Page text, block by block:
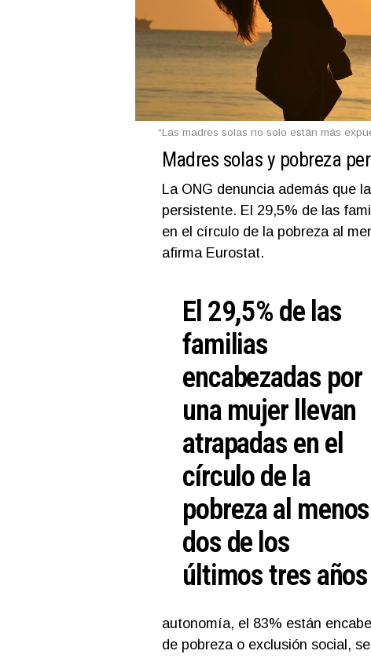
“Las madres solas no solo están más
Madres solas y pobreza
La ONG denuncia además que
persistente. El 29,5% de las
en el círculo de la pobreza al
afirma Eurostat.
El 29,5% de las
familias
encabezadas por
una mujer llevan
atrapadas en el
círculo de la
pobreza al menos
dos de los
últimos tres años
autonomía, el 83% están
de pobreza o exclusión social,